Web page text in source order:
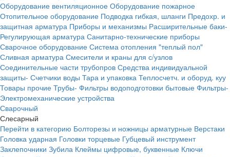
Оборудование вентиляционное Оборудование пожарное
Отопительное оборудование Подводка гибкая, шланги Предохр. и
защитная арматура Приборы и механизмы Расширительные баки-
Регулирующая арматура Санитарно-технические приборы
Сварочное оборудование Система отопления "теплый пол"
Сливная арматура Смесители и краны для с/узлов
Соединительные части трубопров Средства индивидуальной
защиты- Счетчики воды Тара и упаковка Теплосчетч. и оборуд. куу
Товары прочие Трубы- Фильтры водоподготовки бытовые Фильтры-
Электромеханические устройства
Сварочный
Слесарный
Перейти в категорию Болторезы и ножницы арматурные Верстаки
Головка ударная Головки торцевые Губцевый инструмент
Заклепочники Зубила Клеймы цифровые, буквенные Ключи